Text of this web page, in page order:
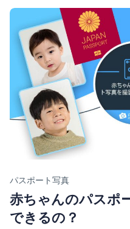
Category
パスポート写真
赤ちゃんのパスポ
できるの？